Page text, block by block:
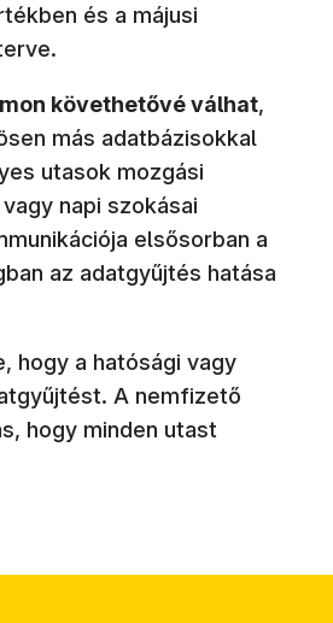
és a májusi
követhetővé válhat,
más adatbázisokkal
utasok mozgási
napi szokásai
elsősorban a
az adatgyűjtés hatása
hogy a hatósági vagy
A nemfizető
hogy minden utast